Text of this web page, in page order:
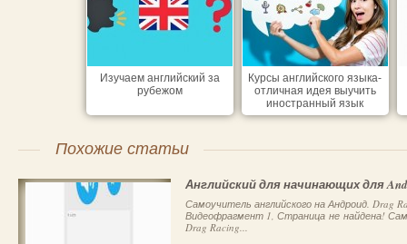
Изучаем английский за
рубежом
Курсы английского языка-
отличная идея выучить
иностранный язык
Похожие статьи
Английский для начинающих для
Самоучитель английского на Андроид. Drag
Видеофрагмент 1, Страница не найдена!
Drag Racing...